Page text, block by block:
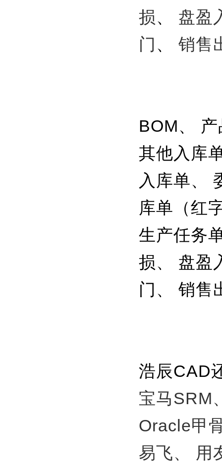
损、 盘盈
门 、 销售
BOM、
其他入库
入库单、
库单（红
生产任务
损、 盘盈
门、 销售
浩辰CAD
宝马SRM
Oracle甲
易飞、
用